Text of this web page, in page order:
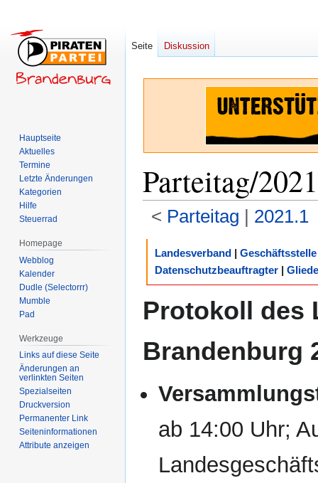
Parteitag/
< Parteitag ‎ | 2021.1
springen
springen
Landesverband | Geschäftsstelle
Datenschutzbeauftragter |
Protokoll des
Brandenburg
ab 14:00 Uhr;
Seite Diskussion
Hauptseite
Aktuelles
Termine
Letzte Änderungen
Kategorien
Hilfe
Steuerrad
Homepage
Webblog
Kalender
Dudle (Selectorrr)
Mumble
Pad
Werkzeuge
Links auf diese Seite
Änderungen an
verlinkten Seiten
Spezialseiten
Druckversion
Permanenter Link
Seiten­­informationen
Attribute anzeigen